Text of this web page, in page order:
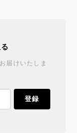
届けいたしま
登録